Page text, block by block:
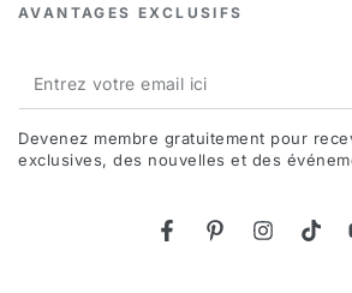
AVANTAGES EXCLUSIFS
Entrez
votre
email
Devenez membre gratuitement pour
exclusives, des nouvelles et des
FacebookPinterestInstagram